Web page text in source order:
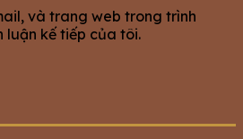
và trang web trong trình
luận kế tiếp của tôi.